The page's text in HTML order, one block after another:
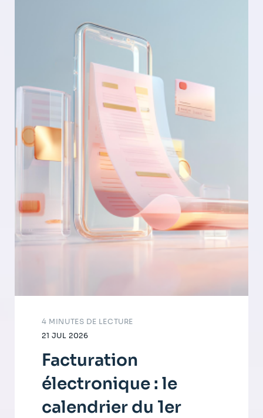
21 JUL 2026
4 MINUTES DE LECTURE
Facturation
électronique : le
calendrier du 1er